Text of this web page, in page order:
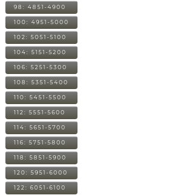
98: 4851-4900
100: 4951-5000
102: 5051-5100
104: 5151-5200
106: 5251-5300
108: 5351-5400
110: 5451-5500
112: 5551-5600
114: 5651-5700
116: 5751-5800
118: 5851-5900
120: 5951-6000
122: 6051-6100